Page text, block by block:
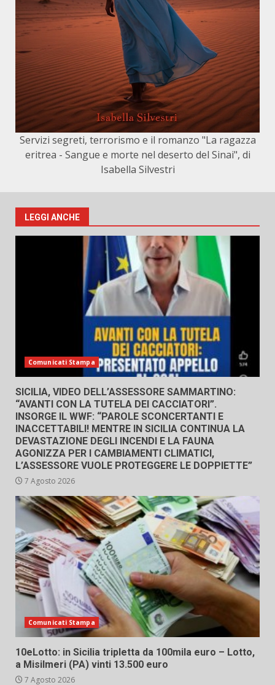
Servizi segreti, terrorismo e il romanzo "La ragazza
eritrea - Sangue e morte nel deserto del Sinai", di
Isabella Silvestri
LEGGI ANCHE
Comunicati Stampa
SICILIA, VIDEO DELL’ASSESSORE SAMMARTINO:
“AVANTI CON LA TUTELA DEI CACCIATORI”.
INSORGE IL WWF: “PAROLE SCONCERTANTI E
INACCETTABILI! MENTRE IN SICILIA CONTINUA LA
DEVASTAZIONE DEGLI INCENDI E LA FAUNA
AGONIZZA PER I CAMBIAMENTI CLIMATICI,
L’ASSESSORE VUOLE PROTEGGERE LE DOPPIETTE”
7 Agosto 2026
Comunicati Stampa
10eLotto: in Sicilia tripletta da 100mila euro – Lotto,
a Misilmeri (PA) vinti 13.500 euro
7 Agosto 2026